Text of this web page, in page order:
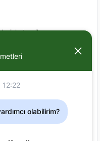
tercih
kurt yem
12:22
olabilirim?